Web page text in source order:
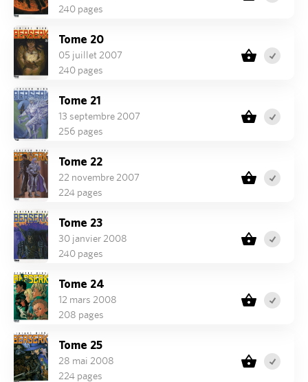
240 pages
Tome 20
05 juillet 2007
240 pages
Tome 21
13 septembre 2007
256 pages
Tome 22
22 novembre 2007
224 pages
Tome 23
30 janvier 2008
240 pages
Tome 24
12 mars 2008
208 pages
Tome 25
28 mai 2008
224 pages